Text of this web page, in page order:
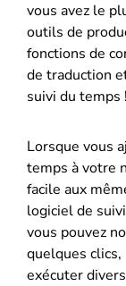
vous avez le
outils de
fonctions de
de traduction
suivi du temps !
Lorsque vous
temps à votre
facile aux
logiciel de
vous pouvez
quelques clics,
exécuter